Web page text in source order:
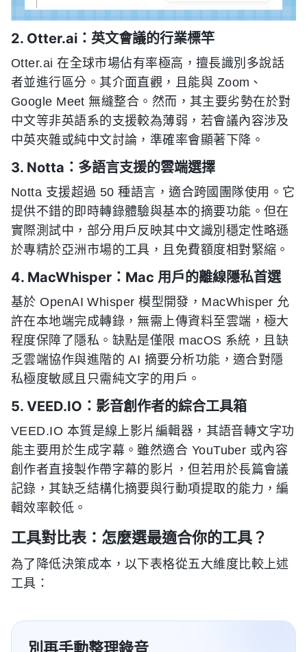
2. Otter.ai：英文會議的行業標竿
Otter.ai 在全球市場佔有率極高，擅長識別多說話
者並進行區分。其介面直觀，且能與 Zoom、
Google Meet 無縫整合。然而，其主要劣勢在於對
中文等非英語系的支援較為薄弱，若會議內容涉及
中英夾雜或純中文討論，準確率會顯著下降。
3. Notta：多語言支援的雲端選擇
Notta 支援超過 50 種語言，適合跨國團隊使用。它
提供不錯的即時轉錄體驗與基本的摘要功能。但在
實際測試中，部分用戶反映其中文識別穩定性略遜
於專精於亞洲市場的工具，且免費額度相對緊縮。
4. MacWhisper：Mac 用戶的離線隱私首選
基於 OpenAI Whisper 模型開發，MacWhisper 允
許在本地端完成轉錄，無需上傳資料至雲端，極大
程度保障了隱私。缺點是僅限 macOS 系統，且缺
乏雲端協作與進階的 AI 摘要分析功能，適合對隱
私極度敏感且只需純文字的用戶。
5. VEED.IO：影音創作者的綜合工具箱
VEED.IO 本質是線上影片編輯器，其語音轉文字功
能主要用於生成字幕。雖然適合 YouTuber 或內容
創作者直接製作帶字幕的影片，但若用於長篇會議
記錄，其缺乏結構化摘要與行動項提取的能力，編
輯效率較低。
工具對比表：怎麼選最適合你的工具？
為了降低決策成本，以下表格從五大維度比較上述
工具：
別再手動整理錄音